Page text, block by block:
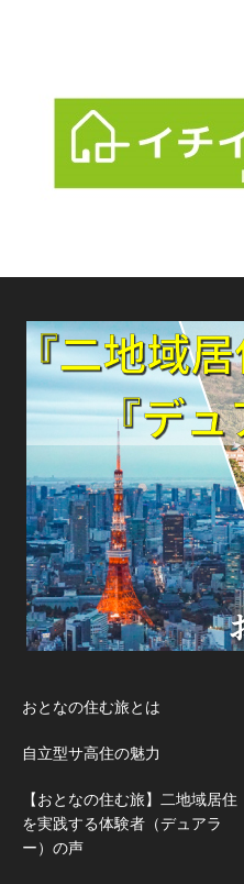
おとなの住む旅とは
自立型サ高住の魅力
【おとなの住む旅】二地域居住
を実践する体験者（デュアラ
ー）の声